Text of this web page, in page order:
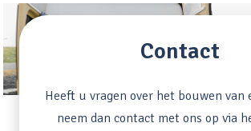
Contact
Heeft u vragen over het bouwen van
neem dan contact met ons op via